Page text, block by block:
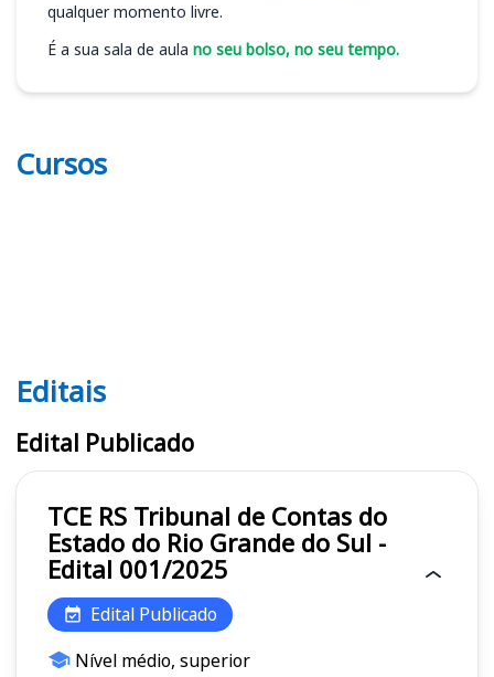
qualquer momento livre.
É a sua sala de aula no seu bolso, no seu tempo.
Cursos
Editais TCE RS
Editais
Edital Publicado
TCE RS Tribunal de Contas do
Estado do Rio Grande do Sul -
Edital 001/2025
Edital Publicado
Nível médio, superior